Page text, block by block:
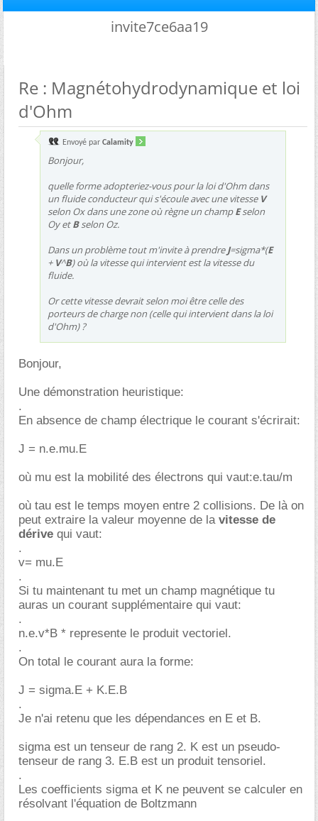
invite7ce6aa19
Re : Magnétohydrodynamique et loi
d'Ohm
Envoyé par Calamity
Bonjour,
quelle forme adopteriez-vous pour la loi d'Ohm dans
un fluide conducteur qui s'écoule avec une vitesse V
selon Ox dans une zone où règne un champEselon
Oy etBselon Oz.
Dans un problème tout m'invite à prendreJ=sigma*(E
+ V^B) où la vitesse qui intervient est la vitesse du
fluide.
Or cette vitesse devrait selon moi être celle des
porteurs de charge non (celle qui intervient dans la loi
d'Ohm) ?
Bonjour,
Une démonstration heuristique:
.
En absence de champ électrique le courant s'écrirait:
J = n.e.mu.E
où mu est la mobilité des électrons qui vaut:e.tau/m
où tau est le temps moyen entre 2 collisions. De là on
peut extraire la valeur moyenne de lavitesse de
dérive qui vaut:
.
v= mu.E
.
Si tu maintenant tu met un champ magnétique tu
auras un courant supplémentaire qui vaut:
.
n.e.v*B * represente le produit vectoriel.
.
On total le courant aura la forme:
J = sigma.E + K.E.B
.
Je n'ai retenu que les dépendances en E et B.
sigma est un tenseur de rang 2. K est un pseudo-
tenseur de rang 3. E.B est un produit tensoriel.
.
Les coefficients sigma et K ne peuvent se calculer en
résolvant l'équation de Boltzmann